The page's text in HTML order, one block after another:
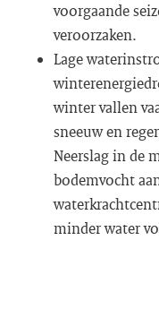
voorgaande
veroorzaken.
Lage
winter vallen
sneeuw en
Neerslag in de
bodemvocht
minder water